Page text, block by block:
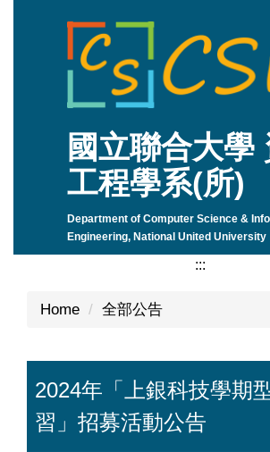
國立聯合大學
工程學系(所)
Department of Computer Science &
Engineering, National United University
:::
Home 全部公告
2024年「上銀科技學期
習」招募活動公告